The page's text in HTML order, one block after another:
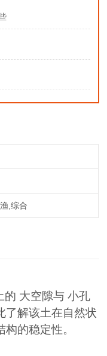
,综合
的 大空隙与 小孔
了解该土在自然状
的稳定性。